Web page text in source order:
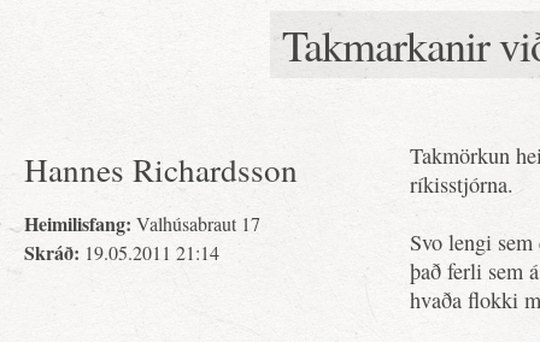
Takmarkanir
Hannes Richardsson
Heimilisfang: Valhúsabraut 17
Skráð: 19.05.2011 21:14
Takmörkun
ríkisstjórna.
Svo lengi
það ferli sem
hvaða flokki